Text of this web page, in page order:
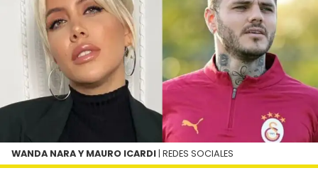
WANDA NARA Y MAURO ICARDI | REDES SOCIALES